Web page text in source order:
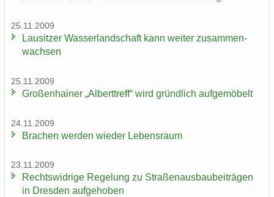
25.11.2009
Lau­sit­zer Was­ser­land­schaft kann wei­ter zu­sam­men­
wach­sen
25.11.2009
Gro­ßen­hai­ner „Al­bert­treff“ wird gründ­lich auf­ge­mö­belt
24.11.2009
Bra­chen wer­den wie­der Le­bens­raum
23.11.2009
Rechts­wid­ri­ge Re­ge­lung zu Stra­ßen­aus­bau­bei­trä­gen
in Dres­den auf­ge­ho­ben